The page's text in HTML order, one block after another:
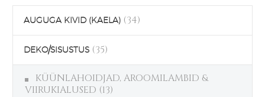
AUGUGA KIVID (KAELA) (34)
DEKO/SISUSTUS (35)
KÜÜNLAHOIDJAD, AROOMILAMBID &
VIIRUKIALUSED (13)